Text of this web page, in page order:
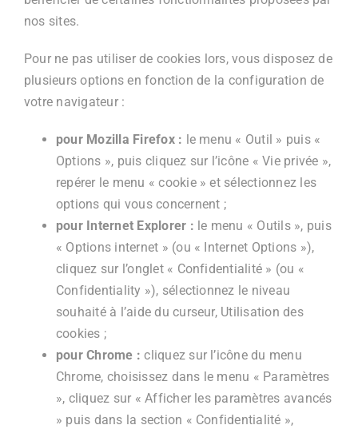
nos sites.
Pour ne pas utiliser de cookies lors, vous disposez de
plusieurs options en fonction de la configuration de
votre navigateur :
pour Mozilla Firefox : le menu « Outil » puis «
Options », puis cliquez sur l’icône « Vie privée »,
repérer le menu « cookie » et sélectionnez les
options qui vous concernent ;
pour Internet Explorer : le menu « Outils », puis
« Options internet » (ou « Internet Options »),
cliquez sur l’onglet « Confidentialité » (ou «
Confidentiality »), sélectionnez le niveau
souhaité à l’aide du curseur, Utilisation des
cookies ;
pour Chrome : cliquez sur l’icône du menu
Chrome, choisissez dans le menu « Paramètres
», cliquez sur « Afficher les paramètres avancés
» puis dans la section « Confidentialité »,